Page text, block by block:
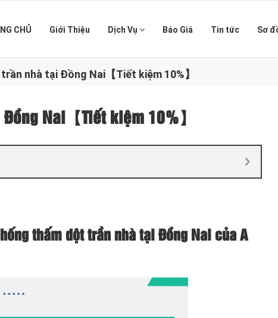
CHỦ Giới Thiệu Dịch Vụ Báo Giá Tin tức Sơ
nhà tại Đồng Nai【Tiết kiệm 10%】
Nai【Tiết kiệm 10%】
thấm dột trần nhà tại Đồng Nai của A